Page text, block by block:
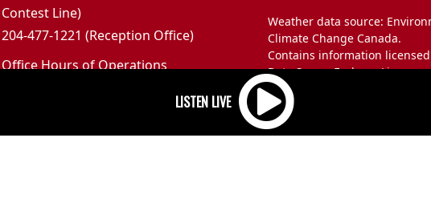
Contest Line)
204-477-1221 (Reception Office)
Office Hours of Operations
Weather data source:
Climate Change Canada.
Contains information
Data Server End-use Licence
and Climate Change Canada.